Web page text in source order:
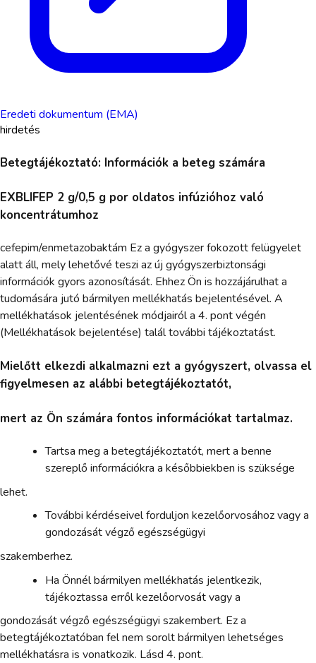
Eredeti dokumentum (EMA)
hirdetés
Betegtájékoztató: Információk a beteg számára
EXBLIFEP 2 g/0,5 g por oldatos infúzióhoz való
koncentrátumhoz
cefepim/enmetazobaktám Ez a gyógyszer fokozott felügyelet
alatt áll, mely lehetővé teszi az új gyógyszerbiztonsági
információk gyors azonosítását. Ehhez Ön is hozzájárulhat a
tudomására jutó bármilyen mellékhatás bejelentésével. A
mellékhatások jelentésének módjairól a 4. pont végén
(Mellékhatások bejelentése) talál további tájékoztatást.
Mielőtt elkezdi alkalmazni ezt a gyógyszert, olvassa el
figyelmesen az alábbi betegtájékoztatót,
mert az Ön számára fontos információkat tartalmaz.
Tartsa meg a betegtájékoztatót, mert a benne
szereplő információkra a későbbiekben is szüksége
lehet.
További kérdéseivel forduljon kezelőorvosához vagy a
gondozását végző egészségügyi
szakemberhez.
Ha Önnél bármilyen mellékhatás jelentkezik,
tájékoztassa erről kezelőorvosát vagy a
gondozását végző egészségügyi szakembert. Ez a
betegtájékoztatóban fel nem sorolt bármilyen lehetséges
mellékhatásra is vonatkozik. Lásd 4. pont.